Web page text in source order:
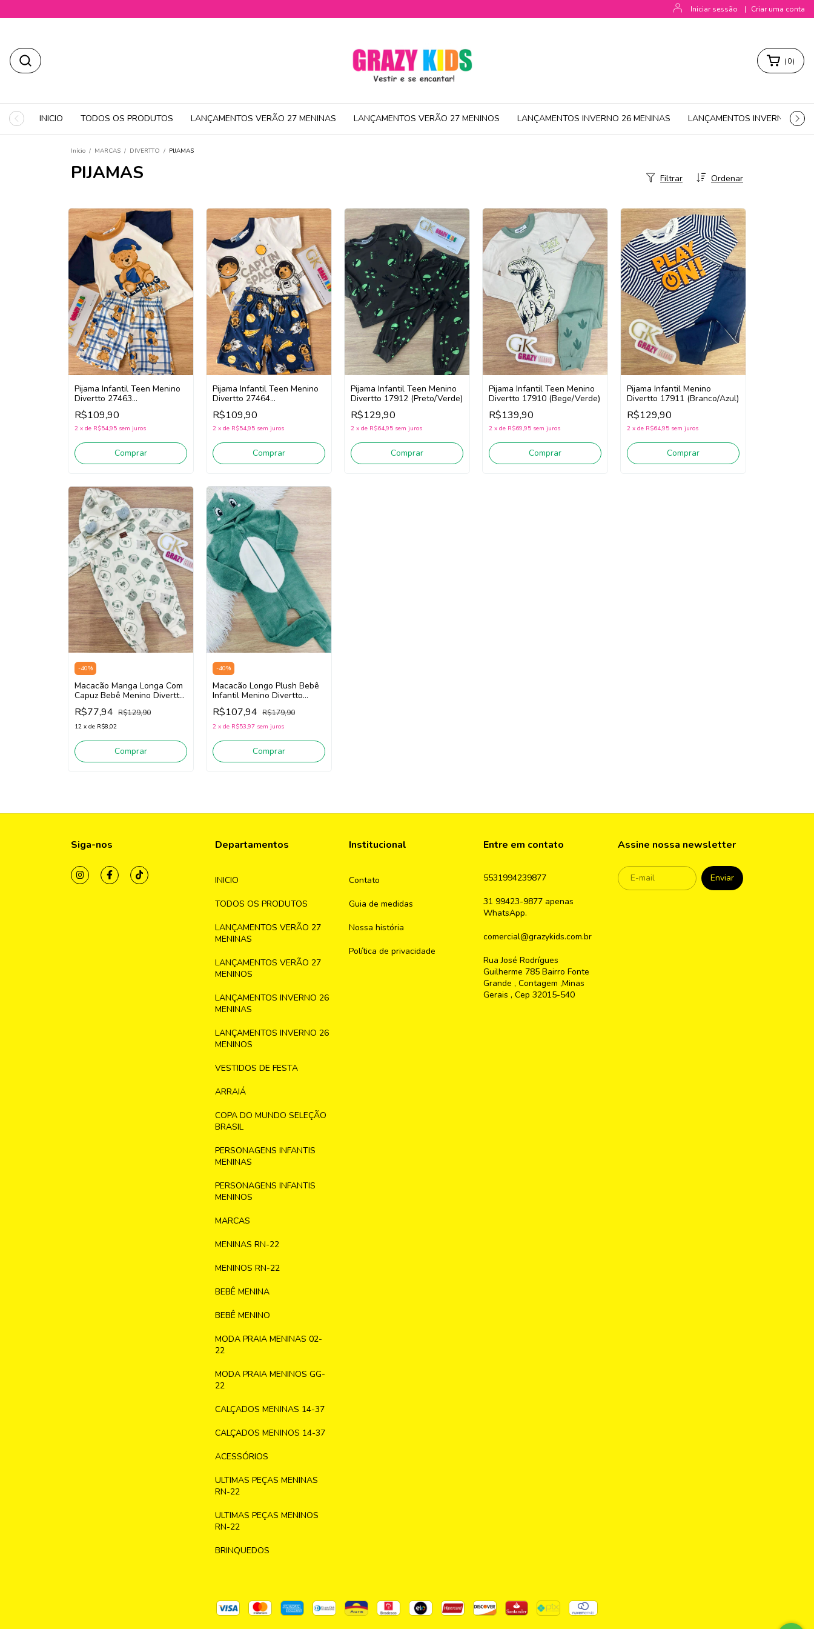
Iniciar sessão | Criar uma conta
(0)
INICIO TODOS OS PRODUTOS LANÇAMENTOS VERÃO 27 MENINAS LANÇAMENTOS VERÃO 27 MENINOS LANÇAMENTOS INVERNO 26 MENINAS LANÇAMENTOS INVERNO 26
Início / MARCAS / DIVERTTO / PIJAMAS
PIJAMAS Ordenar
Filtrar
Pijama Infantil Teen Menino
Divertto 27463
(Branco/Marinho)
R$109,90
2 x de R$54,95 sem juros
Comprar
Pijama Infantil Teen Menino
Divertto 27464
(Branco/Marinho)
R$109,90
2 x de R$54,95 sem juros
Comprar
Pijama Infantil Teen Menino
Divertto 17912 (Preto/Verde)
R$129,90
2 x de R$64,95 sem juros
Comprar
Pijama Infantil Teen Menino
Divertto 17910 (Bege/Verde)
R$139,90
2 x de R$69,95 sem juros
Comprar
Pijama Infantil Menino
Divertto 17911 (Branco/Azul)
R$129,90
2 x de R$64,95 sem juros
Comprar
-40%
Macacão Manga Longa Com
Capuz Bebê Menino Divertto
16192 (Off White/Verde)
R$77,94 R$129,90
12 x de R$8,02
Comprar
-40%
Macacão Longo Plush Bebê
Infantil Menino Divertto
16220 (Verde)
R$107,94 R$179,90
2 x de R$53,97 sem juros
Comprar
Siga-nos Departamentos
INICIO
TODOS OS PRODUTOS
LANÇAMENTOS VERÃO 27
MENINAS
LANÇAMENTOS VERÃO 27
MENINOS
LANÇAMENTOS INVERNO 26
MENINAS
LANÇAMENTOS INVERNO 26
MENINOS
VESTIDOS DE FESTA
ARRAIÁ
COPA DO MUNDO SELEÇÃO
BRASIL
PERSONAGENS INFANTIS
MENINAS
PERSONAGENS INFANTIS
MENINOS
MARCAS
MENINAS RN-22
MENINOS RN-22
BEBÊ MENINA
BEBÊ MENINO
MODA PRAIA MENINAS 02-
22
MODA PRAIA MENINOS GG-
22
CALÇADOS MENINAS 14-37
CALÇADOS MENINOS 14-37
ACESSÓRIOS
ULTIMAS PEÇAS MENINAS
RN-22
ULTIMAS PEÇAS MENINOS
RN-22
BRINQUEDOS
Institucional
Contato
Guia de medidas
Nossa história
Política de privacidade
Entre em contato
5531994239877
31 99423-9877 apenas
WhatsApp.
comercial@grazykids.com.br
Rua José Rodrígues
Guilherme 785 Bairro Fonte
Grande , Contagem ,Minas
Gerais , Cep 32015-540
Assine nossa newsletter